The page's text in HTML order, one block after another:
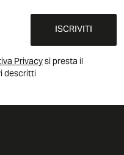
ISCRIVITI
Privacysi presta il
descritti